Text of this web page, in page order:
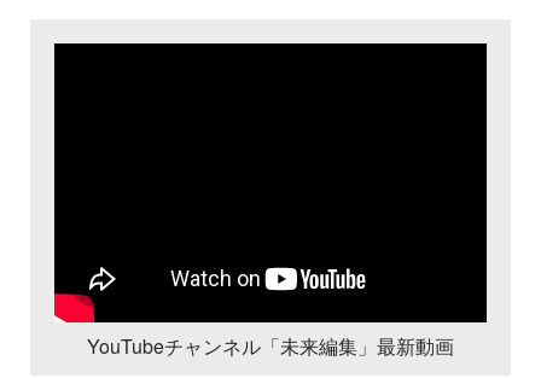
YouTubeチャンネル「未来編集」最新動画